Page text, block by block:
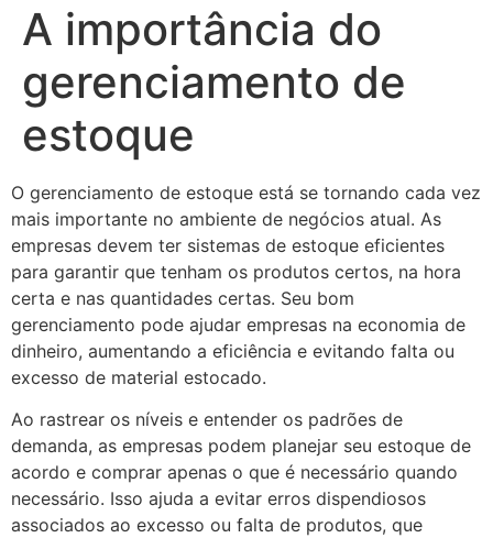
A importância do
gerenciamento de
estoque
O gerenciamento de estoque está se tornando cada vez
mais importante no ambiente de negócios atual. As
empresas devem ter sistemas de estoque eficientes
para garantir que tenham os produtos certos, na hora
certa e nas quantidades certas. Seu bom
gerenciamento pode ajudar empresas na economia de
dinheiro, aumentando a eficiência e evitando falta ou
excesso de material estocado.
Ao rastrear os níveis e entender os padrões de
demanda, as empresas podem planejar seu estoque de
acordo e comprar apenas o que é necessário quando
necessário. Isso ajuda a evitar erros dispendiosos
associados ao excesso ou falta de produtos, que